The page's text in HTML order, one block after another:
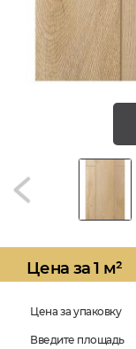
Цена за 1 м²
Цена за упаковку
Введите площадь